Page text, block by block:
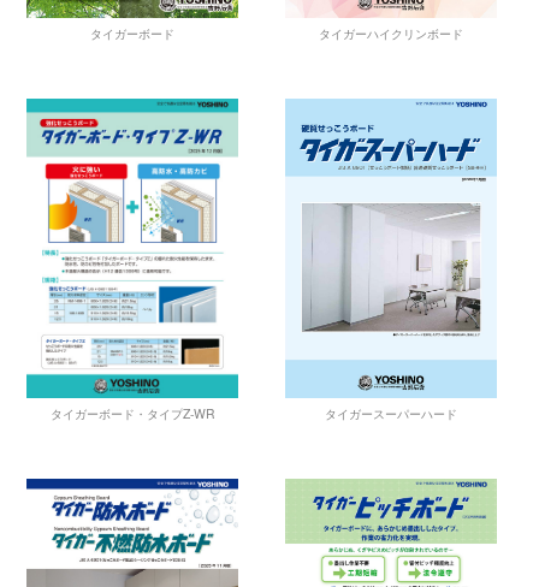
タイガーボード タイガーハイクリンボード
タイガーボード・タイプZ-WR タイガースーパーハード